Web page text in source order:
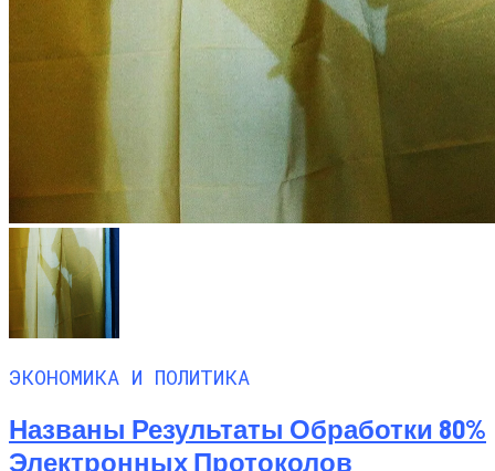
ЭКОНОМИКА И ПОЛИТИКА
Названы Результаты Обработки 80%
Электронных Протоколов